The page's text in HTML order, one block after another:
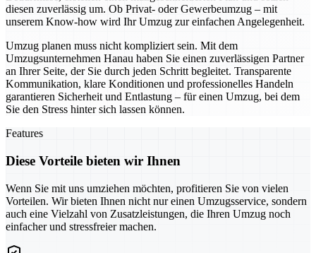
diesen zuverlässig um. Ob Privat- oder Gewerbeumzug – mit
unserem Know-how wird Ihr Umzug zur einfachen Angelegenheit.
Umzug planen muss nicht kompliziert sein. Mit dem
Umzugsunternehmen Hanau haben Sie einen zuverlässigen Partner
an Ihrer Seite, der Sie durch jeden Schritt begleitet. Transparente
Kommunikation, klare Konditionen und professionelles Handeln
garantieren Sicherheit und Entlastung – für einen Umzug, bei dem
Sie den Stress hinter sich lassen können.
Features
Diese Vorteile bieten wir Ihnen
Wenn Sie mit uns umziehen möchten, profitieren Sie von vielen
Vorteilen. Wir bieten Ihnen nicht nur einen Umzugsservice, sondern
auch eine Vielzahl von Zusatzleistungen, die Ihren Umzug noch
einfacher und stressfreier machen.